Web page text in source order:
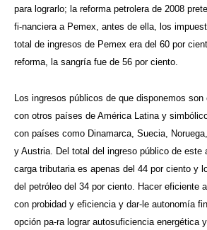
para lograrlo; la reforma petrolera de 2008
fi-nanciera a Pemex, antes de ella, los
total de ingresos de Pemex era del 60 por
reforma, la sangría fue de 56 por ciento.
Los ingresos públicos de que disponemos
con otros países de América Latina y
con países como Dinamarca, Suecia,
y Austria. Del total del ingreso público de este
carga tributaria es apenas del 44 por ciento y
del petróleo del 34 por ciento. Hacer eficiente
con probidad y eficiencia y dar-le autonomía
opción pa-ra lograr autosuficiencia energética